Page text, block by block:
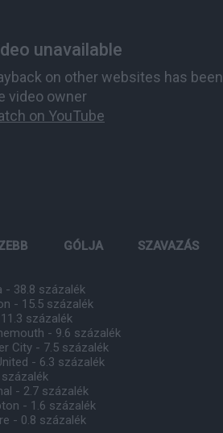
GÓLJA SZAVAZÁS
- 38.8 százalék
- 15.5 százalék
százalék
- 9.6 százalék
City - 7.5 százalék
- 6.3 százalék
százalék
- 2.7 százalék
- 1.6 százalék
- 0.8 százalék